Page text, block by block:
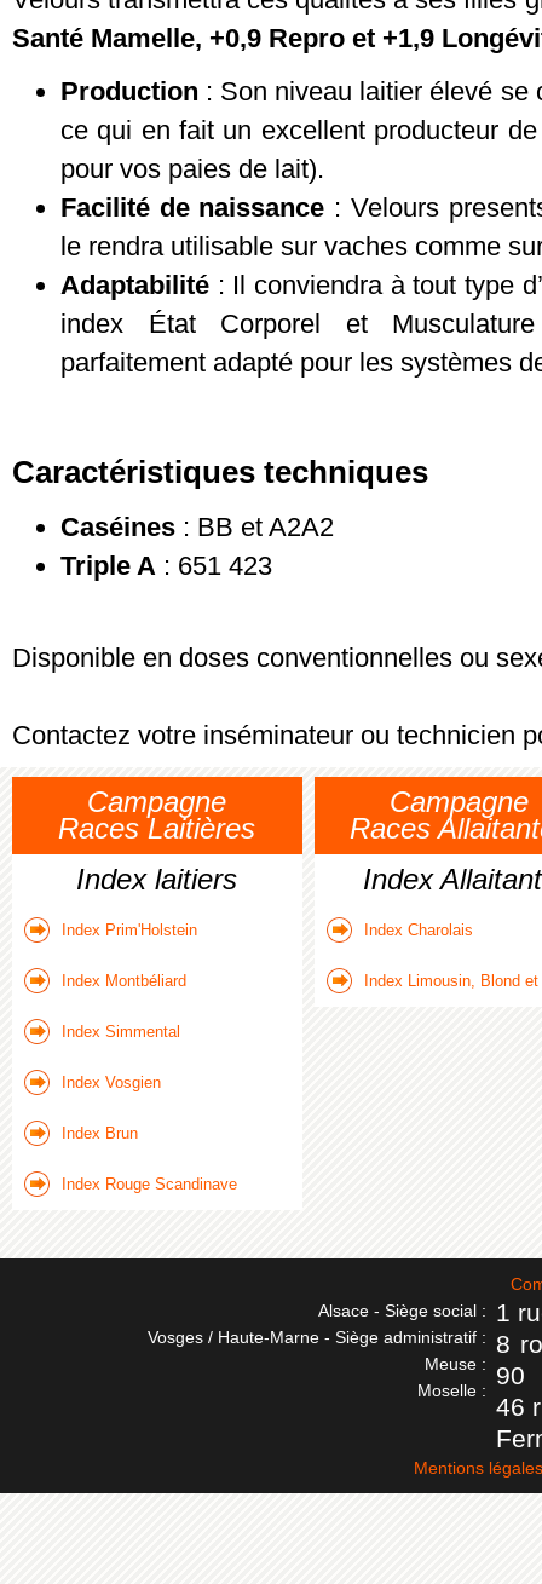
Santé Mamelle, +0,9 Repro et +1,9
Production : Son niveau laitier élevé se
ce qui en fait un excellent producteur
pour vos paies de lait).
Facilité de naissance : Velours
le rendra utilisable sur vaches comme
Adaptabilité : Il conviendra à tout type
index État Corporel et
parfaitement adapté pour les systèmes
Caractéristiques techniques
Caséines : BB et A2A2
Triple A : 651 423
Disponible en doses conventionnelles ou
Contactez votre inséminateur ou technicien
Campagne
Races Laitières
Index laitiers
Index Prim'Holstein
Index Montbéliard
Index Simmental
Index Vosgien
Index Brun
Index Rouge Scandinave
Campagne
Races
Index
Index Charolais
Index Limousin, Blond
Alsace - Siège social :
Vosges / Haute-Marne - Siège administratif :
Meuse :
Moselle :
1
8
90
46
Mentions légales